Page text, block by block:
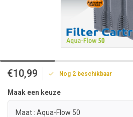
€10,99 Nog 2 beschikbaar
Maak een keuze
Maat : Aqua-Flow 50